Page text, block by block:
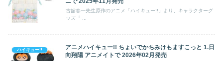
古舘春一先生原作のアニメ「ハイキュー!!」より、キャラクターグ
ハイキュー!!
アニメハイキュー!! ちょいでかちみけもますこっと 1.日
向翔陽 アニメイトで 2026年02月発売